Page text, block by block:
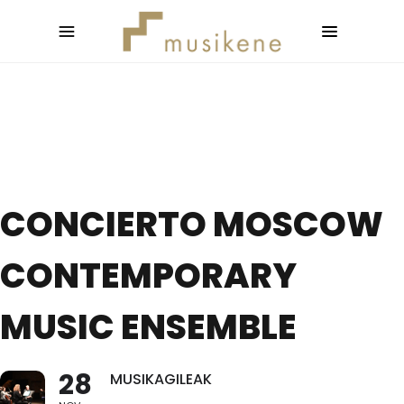
CONCIERTO MOSCOW
CONTEMPORARY
MUSIC ENSEMBLE
28 MUSIKAGILEAK